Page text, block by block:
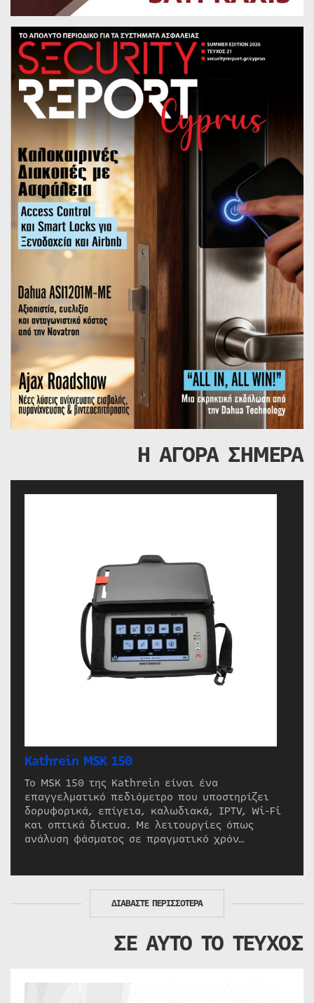
Η ΑΓΟΡΑ ΣΗΜΕΡΑ
Kathrein MSK 150
Το MSK 150 της Kathrein είναι ένα
επαγγελματικό πεδιόμετρο που υποστηρίζει
δορυφορικά, επίγεια, καλωδιακά, IPTV, Wi-Fi
και οπτικά δίκτυα. Με λειτουργίες όπως
ανάλυση φάσματος σε πραγματικό χρόν…
ΔΙΑΒΑΣΤΕ ΠΕΡΙΣΣΟΤΕΡΑ
ΣΕ ΑΥΤΟ ΤΟ ΤΕΥΧΟΣ